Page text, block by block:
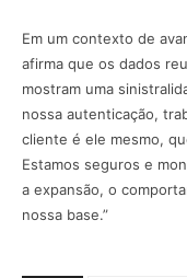
Em um contexto de
afirma que os dados
mostram uma
nossa autenticação,
cliente é ele mesmo,
Estamos seguros e
a expansão, o
nossa base.”